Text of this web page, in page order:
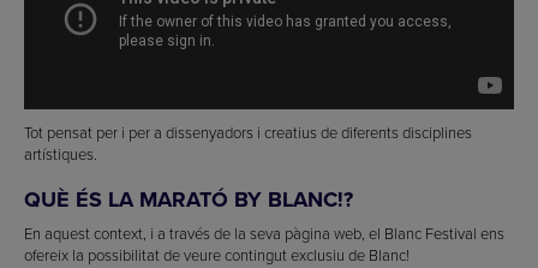
Tot pensat per i per a dissenyadors i creatius de diferents disciplines
artístiques.
QUÈ ÉS LA MARATÓ BY BLANC!?
En aquest context, i a través de la seva pàgina web, el Blanc Festival ens
ofereix la possibilitat de veure contingut exclusiu de Blanc!